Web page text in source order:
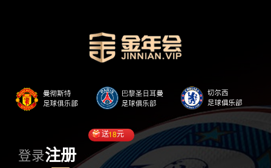
登录注册
送18元